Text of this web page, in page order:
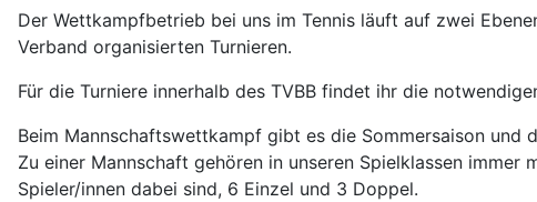
Der Wettkampfbetrieb bei uns im Tennis läuft auf zwei
Verband organisierten Turnieren.
Für die Turniere innerhalb des TVBB findet ihr die
Beim Mannschaftswettkampf gibt es die Sommersaison und
Zu einer Mannschaft gehören in unseren Spielklassen
Spieler/innen dabei sind, 6 Einzel und 3 Doppel.